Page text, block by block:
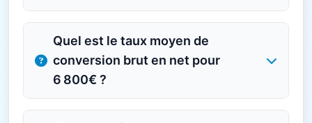
Quel est le taux moyen de
conversion brut en net pour
6 800€ ?